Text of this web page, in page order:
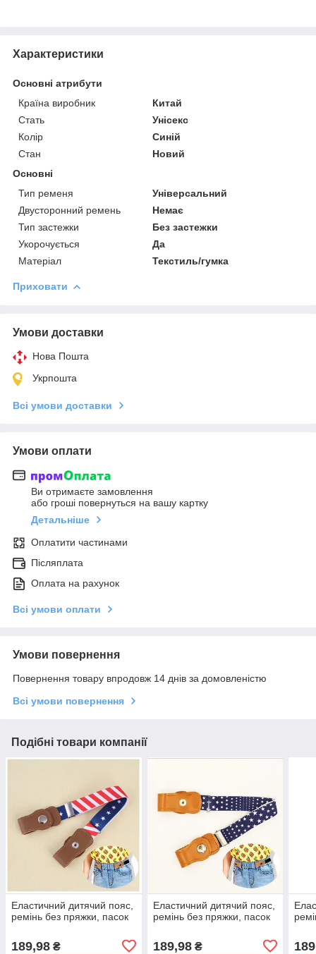
Характеристики
Основні атрибути
Країна виробник
Китай
Стать
Унісекс
Колір
Синій
Стан
Новий
Основні
Тип ременя
Універсальний
Двусторонний ремень
Немає
Тип застежки
Без застежки
Укорочується
Да
Матеріал
Текстиль/гумка
Приховати
Умови доставки
Нова Пошта
Укрпошта
Всі умови доставки
Умови оплати
Ви отримаєте замовлення
або гроші повернуться на вашу картку
Детальніше
Оплатити частинами
Післяплата
Оплата на рахунок
Всі умови оплати
Умови повернення
Повернення товару впродовж 14 днів за домовленістю
Всі умови повернення
Подібні товари компанії
Еластичний дитячий пояс,
ремінь без пряжки, пасок
189,98 ₴
Еластичний дитячий пояс,
ремінь без пряжки, пасок
189,98₴